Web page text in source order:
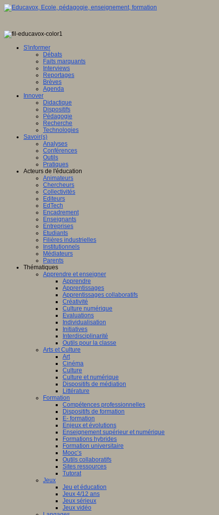
S'informer
Débats
Faits marquants
Interviews
Reportages
Brèves
Agenda
Innover
Didactique
Dispositifs
Pédagogie
Recherche
Technologies
Savoir(s)
Analyses
Conférences
Outils
Pratiques
Acteurs de l'éducation
Animateurs
Chercheurs
Collectivités
Editeurs
EdTech
Encadrement
Enseignants
Entreprises
Etudiants
Filières industrielles
Institutionnels
Médiateurs
Parents
Thématiques
Apprendre et enseigner
Apprendre
Apprentissages
Apprentissages collaboratifs
Créativité
Culture numérique
Evaluations
Individualisation
Initiatives
Interdisciplinarité
Outils pour la classe
Arts et Culture
Art
Cinéma
Culture
Culture et numérique
Dispositifs de médiation
Littérature
Formation
Compétences professionnelles
Dispositifs de formation
E- formation
Enjeux et évolutions
Enseignement supérieur et numérique
Formations hybrides
Formation universitaire
Mooc’s
Outils collaboratifs
Sites ressources
Tutorat
Jeux
Jeu et éducation
Jeux 4/12 ans
Jeux sérieux
Jeux vidéo